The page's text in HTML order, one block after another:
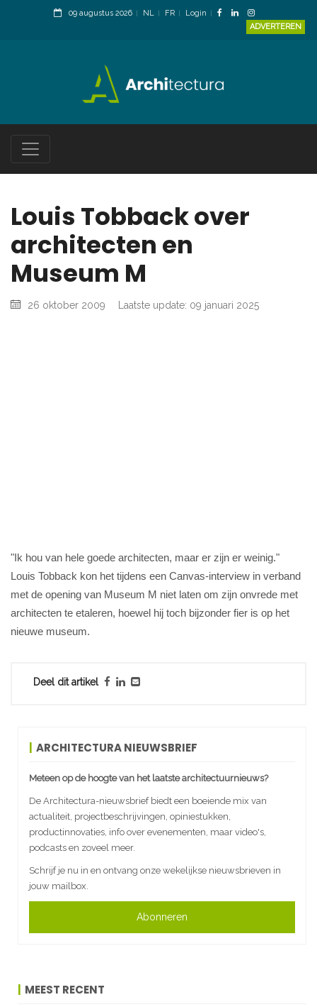
09 augustus 2026 NL FR
Login
ADVERTEREN
Louis Tobback over
architecten en
Museum M
26 oktober 2009 Laatste update: 09 januari 2025
"Ik hou van hele goede architecten, maar er zijn er weinig."
Louis Tobback kon het tijdens een Canvas-interview in verband
met de opening van Museum M niet laten om zijn onvrede met
architecten te etaleren, hoewel hij toch bijzonder fier is op het
nieuwe museum.
Deel dit artikel
ARCHITECTURA NIEUWSBRIEF
Meteen op de hoogte van het laatste architectuurnieuws?
De Architectura-nieuwsbrief biedt een boeiende mix van
actualiteit, projectbeschrijvingen, opiniestukken,
productinnovaties, info over evenementen, maar video's,
podcasts en zoveel meer.
Schrijf je nu in en ontvang onze wekelijkse nieuwsbrieven in
jouw mailbox.
Abonneren
MEEST RECENT